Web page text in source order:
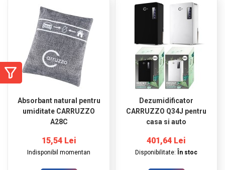
ECHIPAMENTE
ELECTRICE
ECHIPAMENTE
PROTECȚIE
Absorbant natural pentru
umiditate CARRUZZO
A28C
15,54 Lei
Indisponibil momentan
Dezumidificator
CARRUZZO Q34J pentru
casa si auto
401,64 Lei
Disponibilitate: În stoc